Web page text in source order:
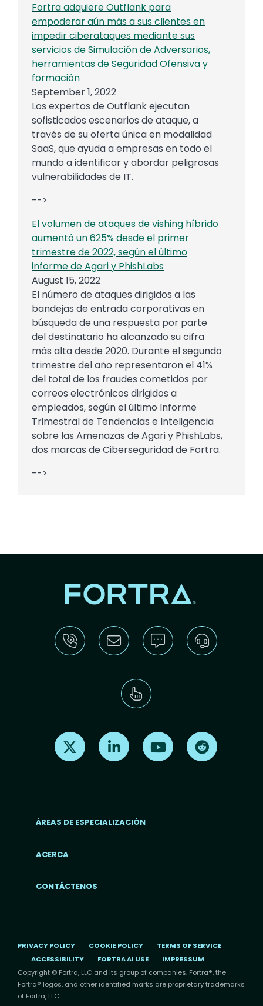
Fortra adquiere Outflank para
empoderar aún más a sus clientes en
impedir ciberataques mediante sus
servicios de Simulación de Adversarios,
herramientas de Seguridad Ofensiva y
formación
September 1, 2022
Los expertos de Outflank ejecutan
sofisticados escenarios de ataque, a
través de su oferta única en modalidad
SaaS, que ayuda a empresas en todo el
mundo a identificar y abordar peligrosas
vulnerabilidades de IT.
-->
El volumen de ataques de vishing híbrido
aumentó un 625% desde el primer
trimestre de 2022, según el último
informe de Agari y PhishLabs
August 15, 2022
El número de ataques dirigidos a las
bandejas de entrada corporativas en
búsqueda de una respuesta por parte
del destinatario ha alcanzado su cifra
más alta desde 2020. Durante el segundo
trimestre del año representaron el 41%
del total de los fraudes cometidos por
correos electrónicos dirigidos a
empleados, según el último Informe
Trimestral de Tendencias e Inteligencia
sobre las Amenazas de Agari y PhishLabs,
dos marcas de Ciberseguridad de Fortra.
-->
Find us on X Find us on LinkedInFind us on Youtube
ÁREAS DE ESPECIALIZACIÓN
ACERCA
CONTÁCTENOS
PRIVACY POLICY COOKIE POLICY
TERMS OF SERVICE
ACCESSIBILITY
FORTRA AI USE
IMPRESSUM
Copyright © Fortra, LLC and its group of companies. Fortra®, the
Fortra® logos, and other identified marks are proprietary trademarks
of Fortra, LLC.